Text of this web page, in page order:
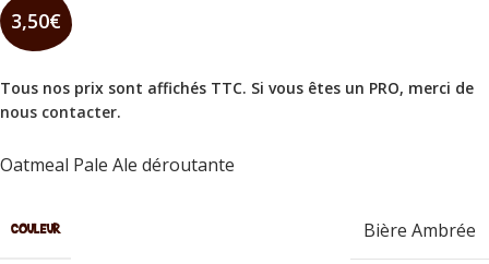
3,50€
Tous nos prix sont affichés TTC. Si vous êtes un PRO, merci de
nous contacter.
Oatmeal Pale Ale déroutante
COULEUR Bière Ambrée